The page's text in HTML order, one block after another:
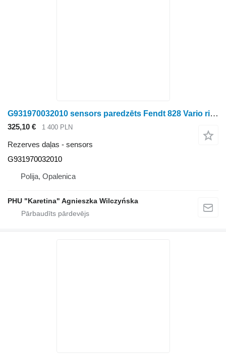
G931970032010 sensors paredzēts Fendt 828 Vario riteņtraktora
325,10 € 1 400 PLN
Rezerves daļas - sensors
G931970032010
Polija, Opalenica
PHU "Karetina" Agnieszka Wilczyńska